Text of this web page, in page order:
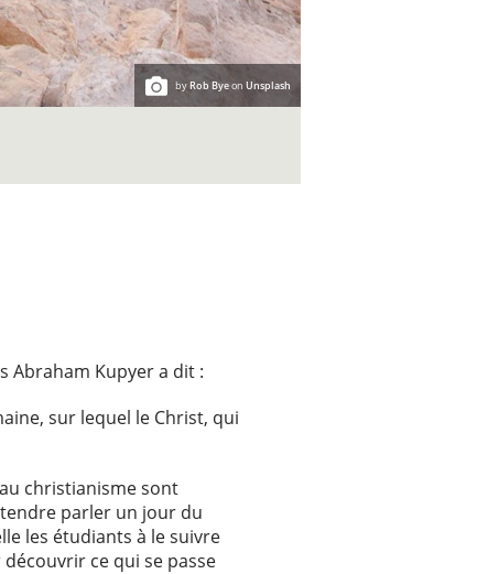
byRob Byeon Unsplash
Abraham Kupyer a dit :
sur lequel le Christ, qui
christianisme sont
parler un jour du
les étudiants à le suivre
ce qui se passe